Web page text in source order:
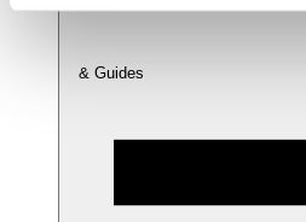
& Guides